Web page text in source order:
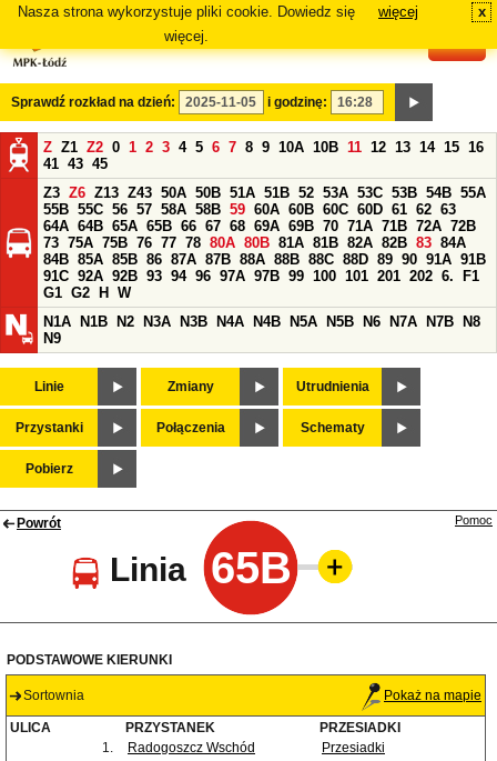
Nasza strona wykorzystuje pliki cookie. Dowiedz się
więcej.
więcej x
Sprawdź rozkład na dzień: i godzinę:
Z Z1 Z2 0 1 2 3 4 5 6 7 8 9 10A 10B 11 12 13 14 15 16
41 43 45
Z3 Z6 Z13 Z43 50A 50B 51A 51B 52 53A 53C 53B 54B 55A
55B 55C 56 57 58A 58B 59 60A 60B 60C 60D 61 62 63
64A 64B 65A 65B 66 67 68 69A 69B 70 71A 71B 72A 72B
73 75A 75B 76 77 78 80A 80B 81A 81B 82A 82B 83 84A
84B 85A 85B 86 87A 87B 88A 88B 88C 88D 89 90 91A 91B
91C 92A 92B 93 94 96 97A 97B 99 100 101 201 202 6.
F1
G1 G2 H
W
N1A
N1B N2 N3A N3B N4A N4B N5A N5B N6 N7A N7B
N8
N9
Linie Zmiany Utrudnienia
Przystanki Połączenia Schematy
Pobierz
Powrót
Linia 65B
Pomoc
PODSTAWOWE KIERUNKI
Sortownia Pokaż na mapie
ULICA PRZYSTANEK
PRZESIADKI
1.
Radogoszcz Wschód
Przesiadki